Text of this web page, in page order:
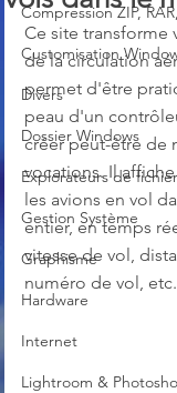
Compression ZIP,
Customisation
Divers
Dossier Windows
Explorateurs de
Gestion Système
Graphisme
Hardware
Internet
Lightroom &
Ce site transforme
de la circulation
permet d'être
peau d'un
créer peut-être de
vocations. Il
les avions en vol
entier, en temps
vitesse de vol,
numéro de vol, etc.